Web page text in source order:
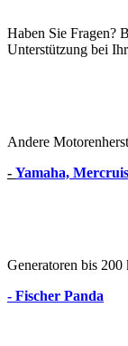
Haben Sie Fragen?
Unterstützung bei
Andere
- Yamaha,
Generatoren bis
- Fischer Panda